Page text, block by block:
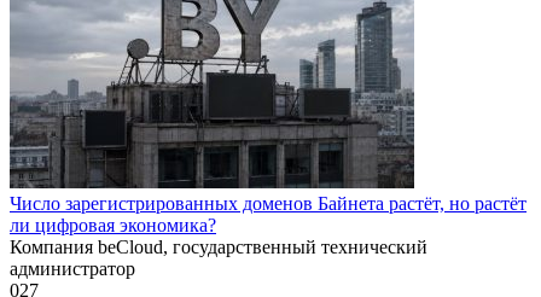
Число зарегистрированных доменов Байнета растёт, но растёт
ли цифровая экономика?
Компания beCloud, государственный технический
администратор
027